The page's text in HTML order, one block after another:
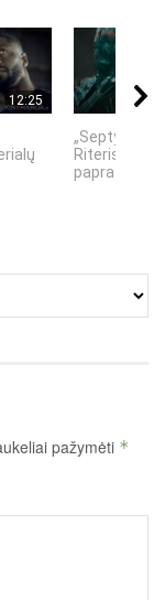
12:25
„Septynių
Riteris" – kai
pažymėti *